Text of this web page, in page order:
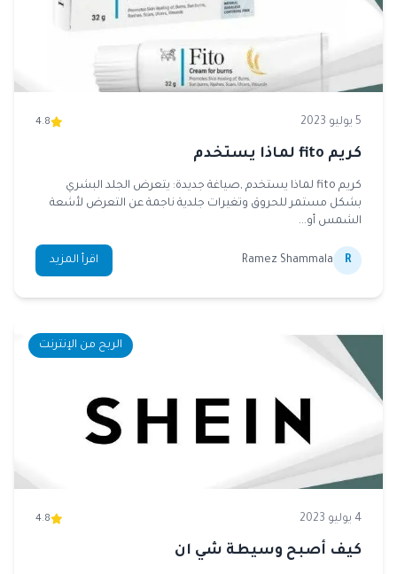
5 يوليو 2023 4.8
كريم fito لماذا يستخدم
كريم fito لماذا يستخدم ,صياغة جديدة: يتعرض الجلد البشري
بشكل مستمر للحروق وتغيرات جلدية ناجمة عن التعرض لأشعة
الشمس أو...
R
Ramez Shammala اقرأ المزيد
الربح من الإنترنت
4 يوليو 2023 4.8
كيف أصبح وسيطة شي ان